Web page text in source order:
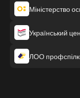
Міністерство
Український
ЛОО профспілки